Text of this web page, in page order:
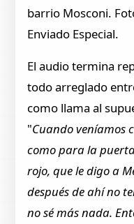
barrio Mosconi.
Enviado Especial.
El audio termina
todo arreglado
como llama al
"Cuando veníamos
como para la
rojo, que le digo a
después de ahí no
no sé más nada.